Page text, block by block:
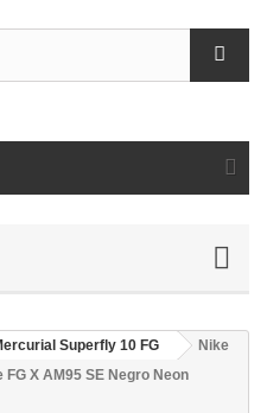
Superfly 10 FG
Nike
X AM95 SE Negro Neon